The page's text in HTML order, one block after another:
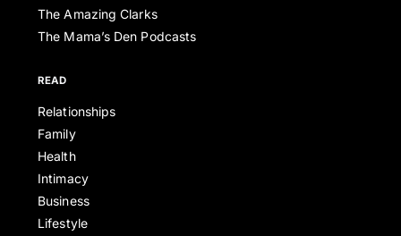
The Amazing Clarks
The Mama’s Den Podcasts
READ
Relationships
Family
Health
Intimacy
Business
Lifestyle